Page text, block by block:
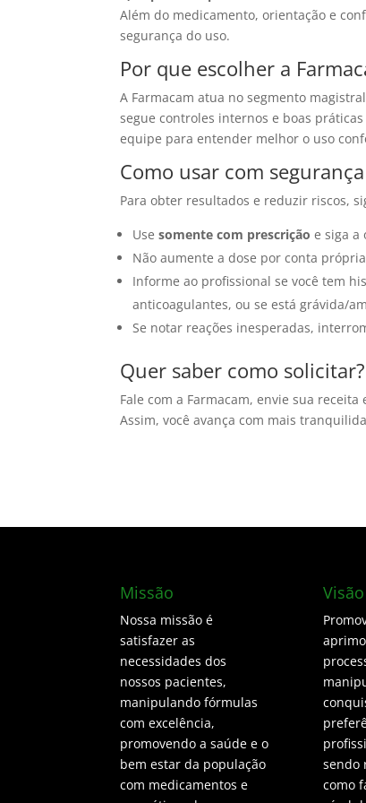
Além do medicamento, orientação e
segurança do uso.
Por que escolher a
A Farmacam atua no segmento
segue controles internos e boas
equipe para entender melhor o uso
Como usar com segurança
Para obter resultados e reduzir riscos,
Usesomente com prescrição e siga a
Não aumente a dose por conta
Informe ao profissional se você tem
anticoagulantes, ou se está grávida/
Se notar reações inesperadas,
Quer saber como solicitar?
Fale com a Farmacam, envie sua
Assim, você avança com mais
Missão
Nossa missão é
satisfazer as
necessidades dos
nossos pacientes,
manipulando fórmulas
com excelência,
promovendo a saúde e o
bem estar da população
com medicamentos e
Visão
sendo
como